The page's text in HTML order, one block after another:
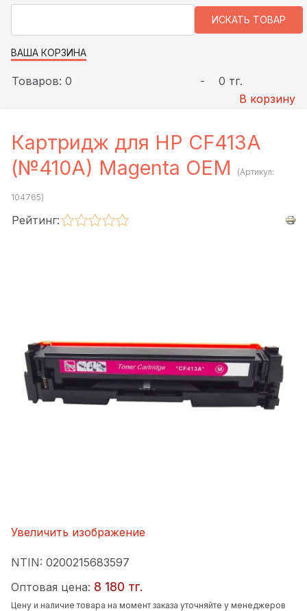
ВАША КОРЗИНА
Товаров: 0 -
0 тг.
В корзину
Картридж для HP CF413A
(№410A) Magenta OEM
(Артикул:
104765)
Рейтинг:
Увеличить изображение
NTIN: 0200215683597
Оптовая цена: 8 180 тг.
Цену и наличие товара на момент заказа уточняйте у менеджеров